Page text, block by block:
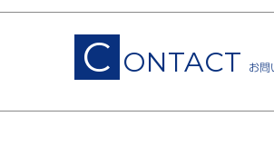
C ONTACT お問